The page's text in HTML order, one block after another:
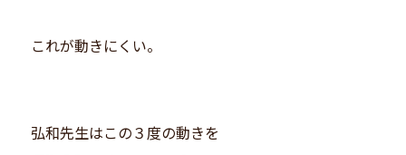
これが動きにくい。
弘和先生はこの３度の動きを